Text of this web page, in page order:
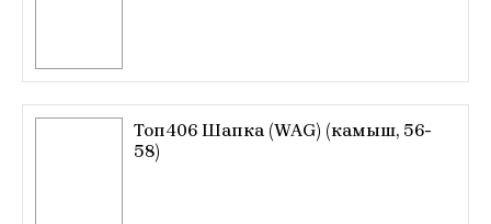
Топ406 Шапка (WAG) (камыш, 56-
58)